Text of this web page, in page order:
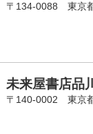
〒134-0088 東京
未来屋書店品
〒140-0002 東京